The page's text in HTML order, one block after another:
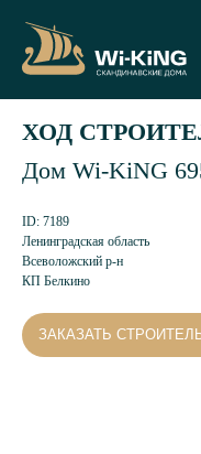
ХОД
Дом Wi-KiNG
ID: 7189
Ленинградская область
Всеволожский р-н
КП Белкино
ЗАКАЗАТЬ